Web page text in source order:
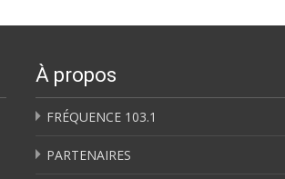
À propos
FRÉQUENCE 103.1
PARTENAIRES